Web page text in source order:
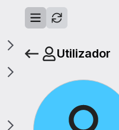
Utilizador